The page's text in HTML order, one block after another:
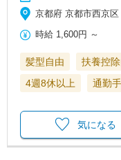
京都府 京都市西京
時給 1,600円 ～
髪型自由 扶養控
4週8休以上
通勤
気になる